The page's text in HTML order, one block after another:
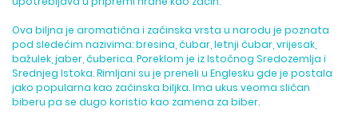
Ova biljna je aromatična i začinska vrsta u narodu je poznata
pod sledećim nazivima: bresina, čubar, letnji čubar, vrijesak,
bažulek, jaber, čuberica. Poreklom je iz Istočnog Sredozemlja i
Srednjeg Istoka. Rimljani su je preneli u Englesku gde je postala
jako popularna kao začinska biljka. Ima ukus veoma sličan
biberu pa se dugo koristio kao zamena za biber.